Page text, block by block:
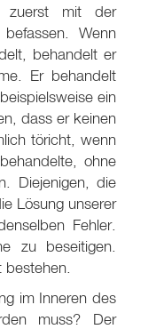
zuerst mit der
Wenn
behandelt er
Er behandelt
ein
dass er keinen
töricht, wenn
ohne
Diejenigen, die
Lösung unserer
Fehler.
zu beseitigen.
im Inneren des
muss? Der